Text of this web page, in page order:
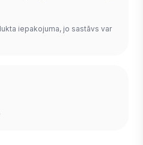
iepakojuma, jo sastāvs var